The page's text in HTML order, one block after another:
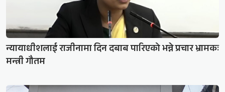
न्यायाधीशलाई राजीनामा दिन दबाब पारिएको भन्ने प्रचार भ्रामकः
मन्त्री गौतम